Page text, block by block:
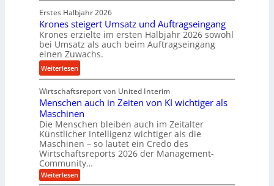
s
e
n
s
o
r
e
n
d
e
t
r
i
b
u
n
d
H
y
d
r
a
u
r
ä
z
i
s
e
u
n
d
l
a
n
g
l
e
Erstes Halbjahr 2026
Krones steigert Umsatz und Auftragseingang
Krones erzielte im ersten Halbjahr 2026 sowohl
bei Umsatz als auch beim Auftragseingang
einen Zuwachs.
Weiterlesen:
K
r
o
n
e
s
s
t
e
i
Wirtschaftsreport von United Interim
Menschen auch in Zeiten von KI wichtiger als
Maschinen
Die Menschen bleiben auch im Zeitalter
Künstlicher Intelligenz wichtiger als die
Maschinen – so lautet ein Credo des
Wirtschaftsreports 2026 der Management-
Community…
Weiterlesen:
M